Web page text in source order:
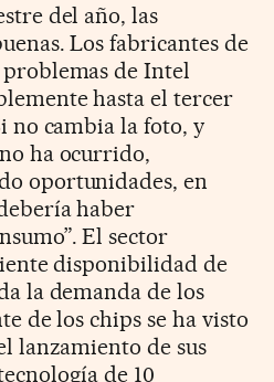
del año, las
Los fabricantes de
problemas de Intel
hasta el tercer
no cambia la foto, y
ha ocurrido,
oportunidades, en
haber
El sector
disponibilidad de
la demanda de los
de los chips se ha visto
lanzamiento de sus
de 10